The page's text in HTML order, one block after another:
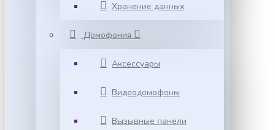
Хранение данных
Домофония
Аксессуары
Видеодомофоны
Вызывные панели